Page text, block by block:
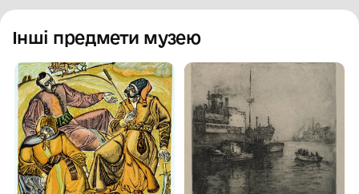
Інші предмети музею